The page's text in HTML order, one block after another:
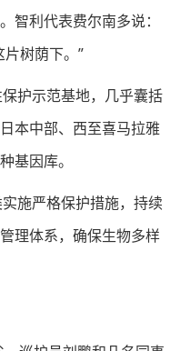
智利代表费尔南多说：
树荫下。”
护示范基地，几乎囊括
本中部、西至喜马拉雅
基因库。
施严格保护措施，持续
理体系，确保生物多样